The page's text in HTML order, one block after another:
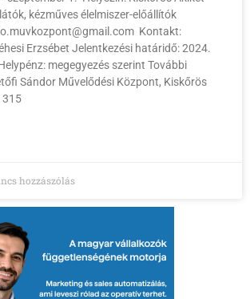
kézműves élelmiszer-előállítók
Kontakt:
Erzsébet Jelentkezési határidő: 2024.
megegyezés szerint További
Sándor Művelődési Központ, Kiskőrös
315
hozzászólás